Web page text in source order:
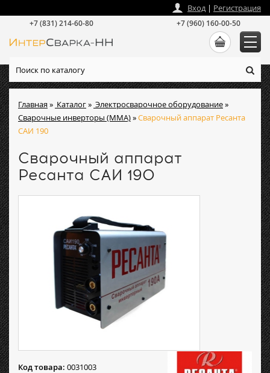
Главная» Каталог» Электросварочное оборудование»
Сварочные инверторы (ММА)»Сварочный аппарат Ресанта
САИ 190
Сварочный аппарат
Ресанта САИ 190
Код товара: 0031003
Вход| Регистрация
+7 (831) 214-60-80 +7 (960) 160-00-50